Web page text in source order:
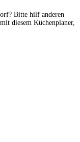
Bitte hilf anderen
diesem Küchenplaner,